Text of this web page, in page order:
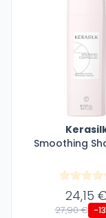
Smoothing
24,15
27,90 € -